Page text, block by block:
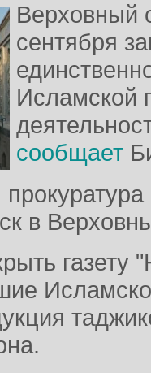
Верховный
сентября
Исламской
сообщает
в